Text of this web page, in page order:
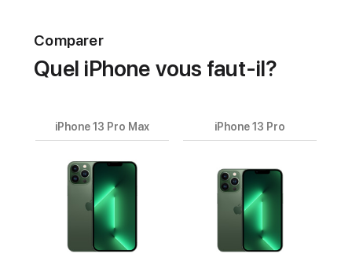
Comparer
Quel iPhone vous faut-il?
Nom
produit
iPhone 13 Pro
iPhone 13 Pro Max
Images